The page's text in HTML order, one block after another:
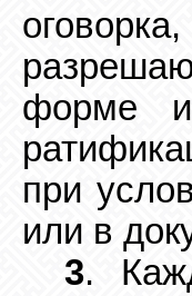
форме
при
или в
3.